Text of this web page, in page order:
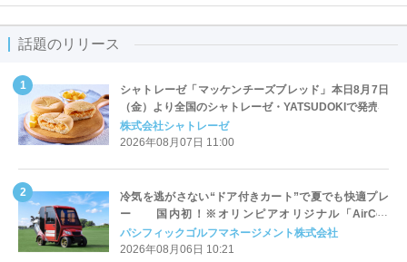
話題のリリース
シャトレーゼ「マッケンチーズブレッド」本日8月7日
（金）より全国のシャトレーゼ・YATSUDOKIで発売
株式会社シャトレーゼ
2026年08月07日 11:00
冷気を逃がさない“ドア付きカート”で夏でも快適プレ
ー 国内初！※オリンピアオリジナル「AirCon
Cart（エアコンカート）」導入 | ＰＧＭ
パシフィックゴルフマネージメント株式会社
2026年08月06日 10:21